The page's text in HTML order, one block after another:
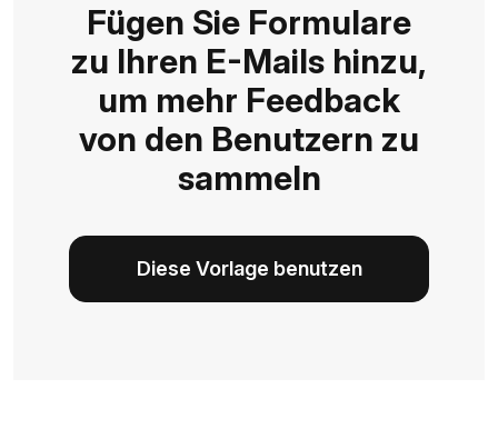
Fügen Sie Formulare
zu Ihren E-Mails hinzu,
um mehr Feedback
von den Benutzern zu
sammeln
Diese Vorlage benutzen